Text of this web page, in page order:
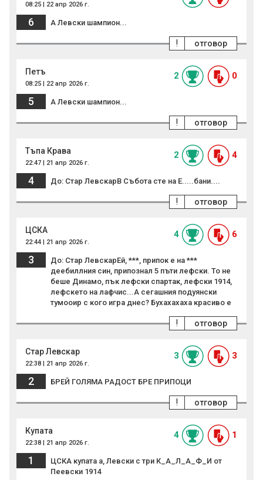
08:25 | 22 апр 2026 г.
6 А Левски шампион...
отговор
!
Петъ
08:25 | 22 апр 2026 г.
2 0
5 А Левски шампион...
отговор
!
Тъпа Крава
22:47 | 21 апр 2026 г.
2 4
4 До: Стар ЛевскарВ Събота сте на Е.....бани....
отговор
!
ЦСКА
22:44 | 21 апр 2026 г.
4 6
3
До: Стар ЛевскарЕй, ***, припок е на ***
деебиллния син, припознал 5 пъти лефски. То не
беше Динамо, пък лефски спартак, лефски 1914,
лефскето на лафчис...А сегашния подуянски
тумооир с кого игра днес? Бухахахаха красиво е
отговор
!
Стар Левскар
22:38 | 21 апр 2026 г.
3 3
2 БРЕЙ ГОЛЯМА РАДОСТ БРЕ ПРИПОЦИ
отговор
!
Купата
22:38 | 21 апр 2026 г.
4 1
1
ЦСКА купата а, Левски с три К_А_Л_А_Ф_И от
Пеевски 1914